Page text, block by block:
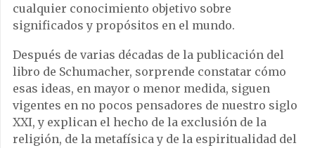
cualquier conocimiento objetivo sobre
significados y propósitos en el mundo.
Después de varias décadas de la publicación del
libro de Schumacher, sorprende constatar cómo
esas ideas, en mayor o menor medida, siguen
vigentes en no pocos pensadores de nuestro siglo
XXI, y explican el hecho de la exclusión de la
religión, de la metafísica y de la espiritualidad del